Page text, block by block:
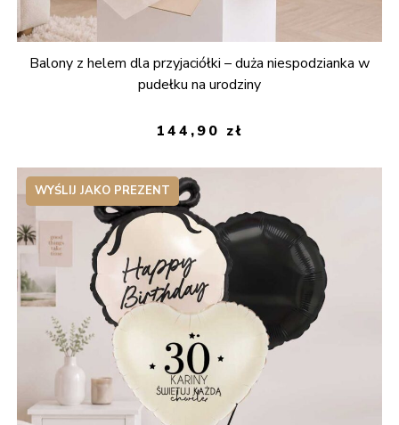
Balony z helem dla przyjaciółki – duża niespodzianka w
pudełku na urodziny
144,90 zł
WYŚLIJ JAKO PREZENT